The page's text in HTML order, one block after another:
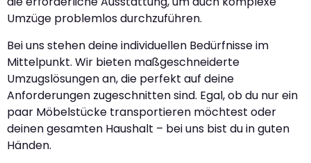
Umzüge problemlos durchzuführen.
Bei uns stehen deine individuellen Bedürfnisse im
Mittelpunkt. Wir bieten maßgeschneiderte
Umzugslösungen an, die perfekt auf deine
Anforderungen zugeschnitten sind. Egal, ob du nur ein
paar Möbelstücke transportieren möchtest oder
deinen gesamten Haushalt – bei uns bist du in guten
Händen.